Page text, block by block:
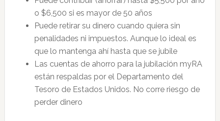
o $6,500 si es mayor de 50 años
Puede retirar su dinero cuando quiera sin
penalidades ni impuestos. Aunque lo ideal es
que lo mantenga ahí hasta que se jubile
Las cuentas de ahorro para la jubilación myRA
están respaldas por el Departamento del
Tesoro de Estados Unidos. No corre riesgo de
perder dinero